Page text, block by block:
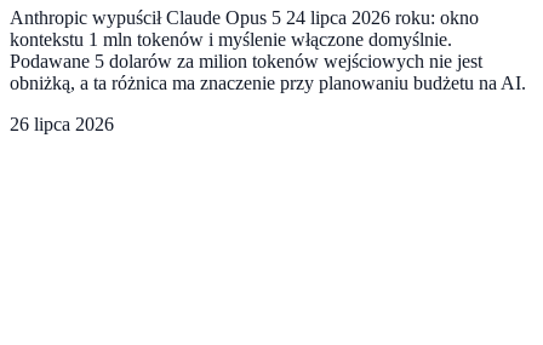
Anthropic wypuścił Claude Opus 5 24 lipca 2026 roku: okno
kontekstu 1 mln tokenów i myślenie włączone domyślnie.
Podawane 5 dolarów za milion tokenów wejściowych nie jest
obniżką, a ta różnica ma znaczenie przy planowaniu budżetu na AI.
26 lipca 2026